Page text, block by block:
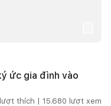
ức gia đình vào
lượt thích | 15.680 lượt xem